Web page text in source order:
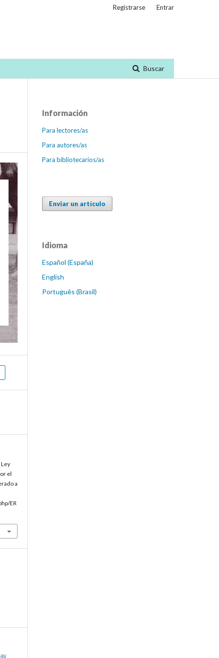
Buscar
Registrarse Entrar
el
a
ER
Información
Para lectores/as
Para autores/as
Para bibliotecarios/as
Enviar un artículo
Idioma
Español (España)
English
Português (Brasil)